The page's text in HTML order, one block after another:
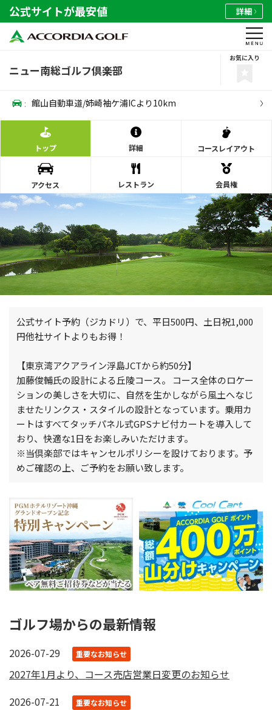
公式サイトが最安値 詳細
ニュー南総ゴルフ倶楽部
お気に入り
: 館山自動車道/姉崎袖ケ浦ICより10km
トップ 詳細 コースレイアウト
アクセス レストラン 会員権
公式サイト予約（ジカドリ）で、平日500円、土日祝1,000
円他社サイトよりもお得！
【東京湾アクアライン浮島JCTから約50分】
加藤俊輔氏の設計による丘陵コース。 コース全体のロケー
ションの美しさを大切に、自然を生かしながら風土へなじ
ませたリンクス・スタイルの設計となっています。乗用カ
ートはすべてタッチパネル式GPSナビ付カートを導入して
おり、快適な1日をお楽しみいただけます。
※当倶楽部ではキャンセルポリシーを設けております。予
めご確認の上、ご予約をお願い致します。
ゴルフ場からの最新情報
2026-07-29 重要なお知らせ
2027年1月より、コース売店営業日変更のお知らせ
2026-07-21
重要なお知らせ